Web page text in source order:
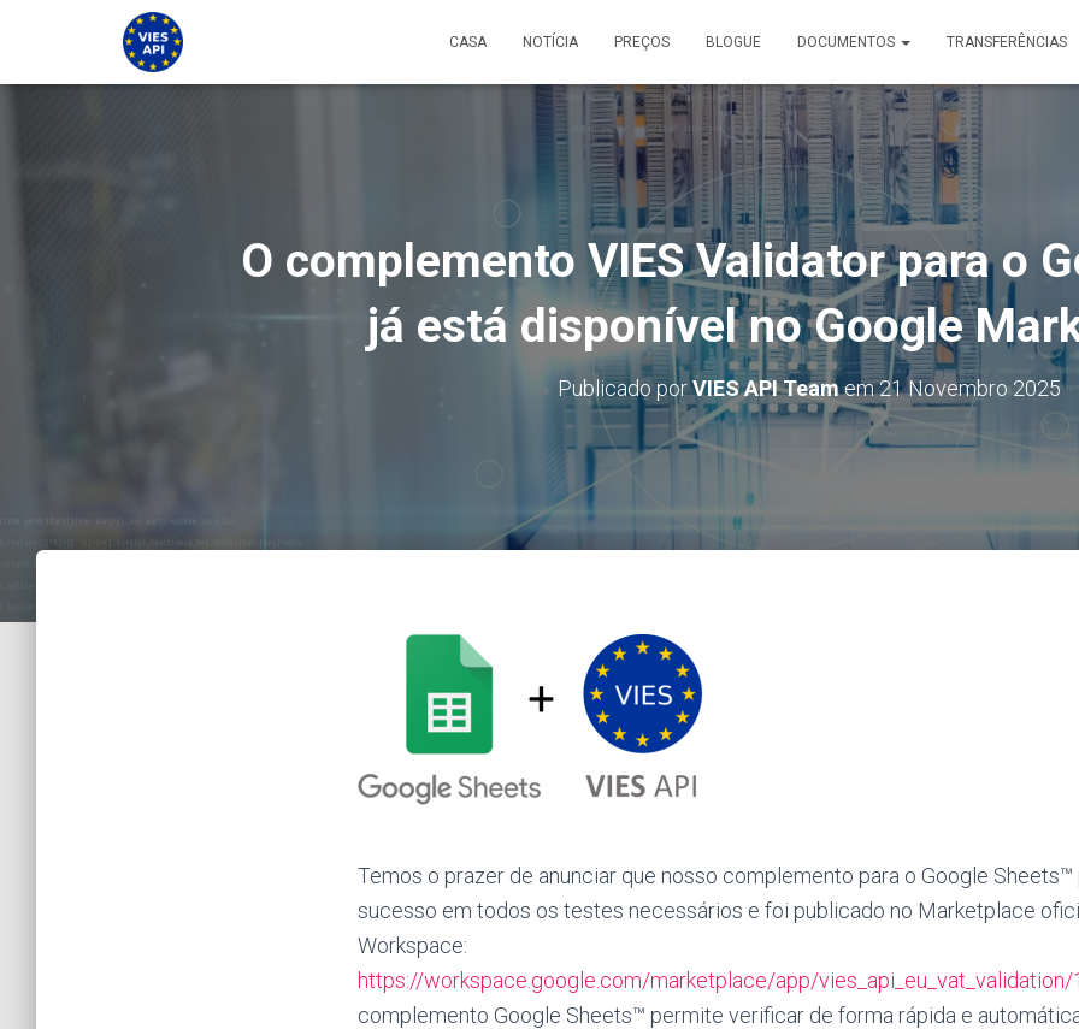
CASA NOTÍCIA PREÇOS BLOGUE DOCUMENTOS TRANSFERÊNCIAS
O complemento VIES Validator para o
já está disponível no Google
Publicado porVIES API Teamem21 Novembro 2025
Temos o prazer de anunciar que nosso complemento para o Google
sucesso em todos os testes necessários e foi publicado no Marketplace
Workspace:
https://workspace.google.com/marketplace/app/
complemento Google Sheets™ permite verificar de forma rápida e